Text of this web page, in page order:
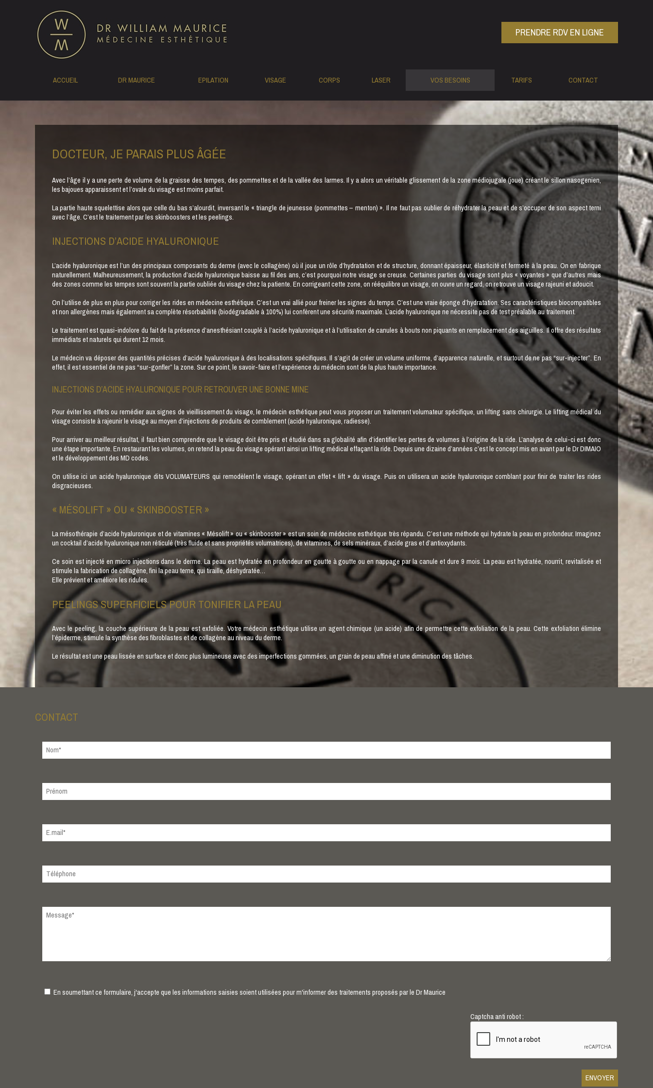
PRENDRE RDV EN LIGNE
ACCUEIL DR MAURICE EPILATION VISAGE CORPS LASER VOS BESOINS TARIFS CONTACT
DOCTEUR, JE PARAIS PLUS ÂGÉE
Avec l’âge il y a une perte de volume de la graisse des tempes, des pommettes et de la vallée des larmes. Il y a alors un véritable glissement de la zone médiojugale (joue) créant le sillon nasogenien,
les bajoues apparaissent et l’ovale du visage est moins parfait.
La partie haute squelettise alors que celle du bas s’alourdit, inversant le « triangle de jeunesse (pommettes – menton) ». Il ne faut pas oublier de réhydrater la peau et de s’occuper de son aspect terni
avec l’âge. C’est le traitement par les skinboosters et les peelings.
INJECTIONS D’ACIDE HYALURONIQUE
L’acide hyaluronique est l’un des principaux composants du derme (avec le collagène) où il joue un rôle d’hydratation et de structure, donnant épaisseur, élasticité et fermeté à la peau. On en fabrique
naturellement. Malheureusement, la production d’acide hyaluronique baisse au fil des ans, c’est pourquoi notre visage se creuse. Certaines parties du visage sont plus « voyantes » que d’autres mais
des zones comme les tempes sont souvent la partie oubliée du visage chez la patiente. En corrigeant cette zone, on rééquilibre un visage, on ouvre un regard, on retrouve un visage rajeuni et adoucit.
On l’utilise de plus en plus pour corriger les rides en médecine esthétique. C’est un vrai allié pour freiner les signes du temps. C’est une vraie éponge d’hydratation. Ses caractéristiques biocompatibles
et non allergènes mais également sa complète résorbabilité (biodégradable à 100%) lui confèrent une sécurité maximale. L’acide hyaluronique ne nécessite pas de test préalable au traitement.
Le traitement est quasi-indolore du fait de la présence d’anesthésiant couplé à l’acide hyaluronique et à l’utilisation de canules à bouts non piquants en remplacement des aiguilles. Il offre des résultats
immédiats et naturels qui durent 12 mois.
Le médecin va déposer des quantités précises d’acide hyaluronique à des localisations spécifiques. Il s’agit de créer un volume uniforme, d’apparence naturelle, et surtout de ne pas “sur-injecter”. En
effet, il est essentiel de ne pas “sur-gonfler” la zone. Sur ce point, le savoir-faire et l’expérience du médecin sont de la plus haute importance.
INJECTIONS D’ACIDE HYALURONIQUE POUR RETROUVER UNE BONNE MINE
Pour éviter les effets ou remédier aux signes de vieillissement du visage, le médecin esthétique peut vous proposer un traitement volumateur spécifique, un lifting sans chirurgie. Le lifting médical du
visage consiste à rajeunir le visage au moyen d’injections de produits de comblement (acide hyaluronique, radiesse).
Pour arriver au meilleur résultat, il faut bien comprendre que le visage doit être pris et étudié dans sa globalité afin d’identifier les pertes de volumes à l’origine de la ride. L’analyse de celui-ci est donc
une étape importante. En restaurant les volumes, on retend la peau du visage opérant ainsi un lifting médical effaçant la ride. Depuis une dizaine d’années c’est le concept mis en avant par le Dr DIMAIO
et le développement des MD codes.
On utilise ici un acide hyaluronique dits VOLUMATEURS qui remodèlent le visage, opérant un effet « lift » du visage. Puis on utilisera un acide hyaluronique comblant pour finir de traiter les rides
disgracieuses.
« MÉSOLIFT » OU « SKINBOOSTER »
La mésothérapie d’acide hyaluronique et de vitamines « Mésolift » ou « skinbooster » est un soin de médecine esthétique très répandu. C’est une méthode qui hydrate la peau en profondeur. Imaginez
un cocktail d’acide hyaluronique non réticulé (très fluide et sans propriétés volumatrices), de vitamines, de sels minéraux, d’acide gras et d’antioxydants.
Ce soin est injecté en micro injections dans le derme. La peau est hydratée en profondeur en goutte à goutte ou en nappage par la canule et dure 9 mois. La peau est hydratée, nourrit, revitalisée et
stimule la fabrication de collagène, fini la peau terne, qui tiraille, déshydratée…
Elle prévient et améliore les ridules.
PEELINGS SUPERFICIELS POUR TONIFIER LA PEAU
Avec le peeling, la couche supérieure de la peau est exfoliée. Votre médecin esthétique utilise un agent chimique (un acide) afin de permettre cette exfoliation de la peau. Cette exfoliation élimine
l’épiderme, stimule la synthèse des fibroblastes et de collagène au niveau du derme.
Le résultat est une peau lissée en surface et donc plus lumineuse avec des imperfections gommées, un grain de peau affiné et une diminution des tâches.
CONTACT
En soumettant ce formulaire, j'accepte que les informations saisies soient utilisées pour m'informer des traitements proposés par le Dr Maurice
Captcha anti robot :